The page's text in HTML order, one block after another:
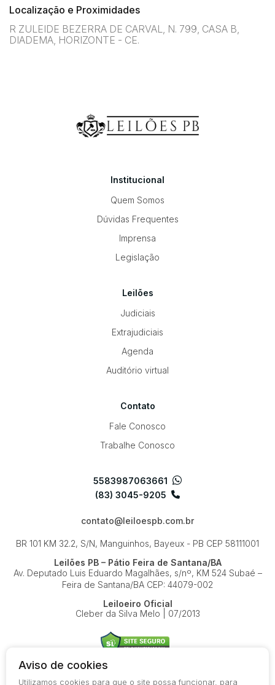
Localização e Proximidades
R ZULEIDE BEZERRA DE CARVAL, N. 799, CASA B,
DIADEMA, HORIZONTE - CE.
Institucional
Quem Somos
Dúvidas Frequentes
Imprensa
Legislação
Leilões
Judiciais
Extrajudiciais
Agenda
Auditório virtual
Contato
Fale Conosco
Trabalhe Conosco
5583987063661
(83) 3045-9205
contato@leiloespb.com.br
BR 101 KM 32.2, S/N, Manguinhos, Bayeux - PB CEP 58111001
Leilões PB – Pátio Feira de Santana/BA
Av. Deputado Luis Eduardo Magalhães, s/nº, KM 524Subaé –
Feira de Santana/BA CEP: 44079-002
Leiloeiro Oficial
Cleber da Silva Melo | 07/2013
Aviso de cookies
Utilizamos cookies para que o site possa funcionar, para